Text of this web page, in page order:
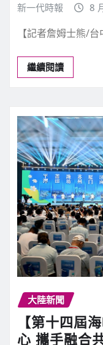
新一代時報 8
【記者詹姆士熊/
繼續閱讀
大陸新聞
【第十四屆
心 攜手融合